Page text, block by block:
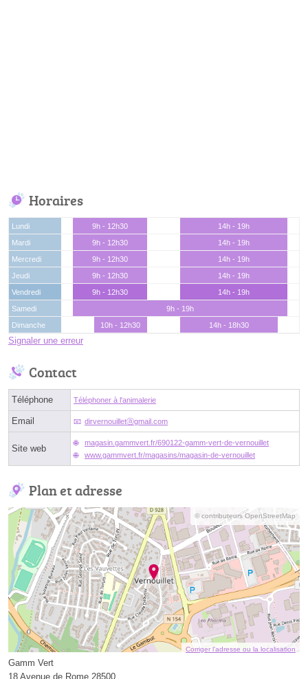
Horaires
Lundi 9h - 12h30
14h - 19h
Mardi
9h - 12h30
14h - 19h
Mercredi
9h - 12h30
14h - 19h
Jeudi
9h - 12h30
14h - 19h
Vendredi
9h - 12h30
14h - 19h
Samedi
9h - 19h
Dimanche
10h - 12h30 14h - 18h30
Signaler une erreur
Contact
Téléphone Téléphoner à l'animalerie
Email dirvernouilletⓐgmail.com
Site web
magasin.gammvert.fr/690122-gamm-vert-de-vernouillet
www.gammvert.fr/magasins/magasin-de-vernouillet
Plan et adresse
© contributeurs OpenStreetMap
Corriger l’adresse ou la localisation
Gamm Vert
18 Avenue de Rome 28500